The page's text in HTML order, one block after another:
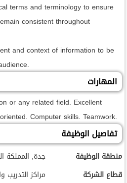
terms and terminology to ensure
consistent throughout
and context of information to be
المهارات
or any related field. Excellent
Computer skills. Teamwork.
تفاصيل الوظيفة
منطقة الوظيفة
جدة, المملكة
قطاع الشركة
مراكز التدريب